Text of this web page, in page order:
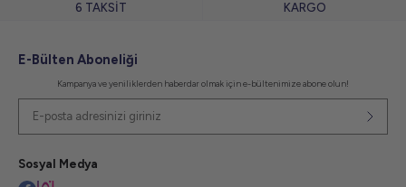
6 TAKSİT
KARGO
E-Bülten Aboneliği
Kampanya ve yeniliklerden haberdar olmak için e-bültenimize abone olun!
Sosyal Medya